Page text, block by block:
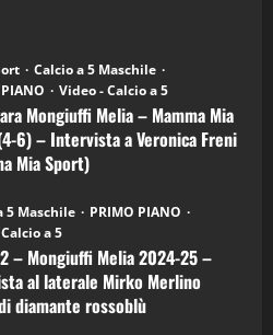
Calcio a 5 Maschile
Video - Calcio a 5
Mongiuffi Melia – Mamma Mia
6) – Intervista a Veronica Freni
Mia Sport)
5 Maschile
PRIMO PIANO
a 5
– Mongiuffi Melia 2024-25 –
al laterale Mirko Merlino
diamante rossoblù
in Podcast
in Podcast: 28^ Puntata
21 Aprile 2026)
2026
in Podcast: 27^ Puntata
14 Aprile 2026)
2026